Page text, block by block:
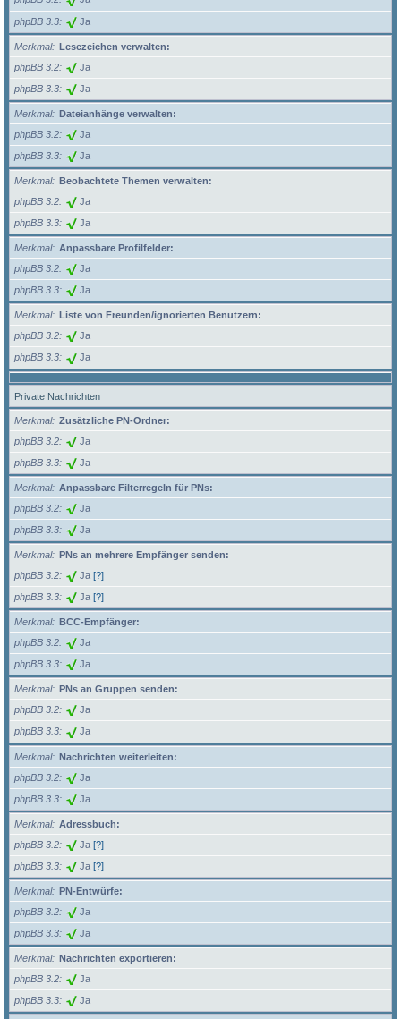
phpBB 3.3 Ja
Merkmal
Lesezeichen verwalten:
phpBB 3.2
Ja
phpBB 3.3 Ja
Merkmal
Dateianhänge verwalten:
phpBB 3.2
Ja
phpBB 3.3 Ja
Merkmal
Beobachtete Themen verwalten:
phpBB 3.2
Ja
phpBB 3.3 Ja
Merkmal
Anpassbare Profilfelder:
phpBB 3.2
Ja
phpBB 3.3 Ja
Merkmal
Liste von Freunden/ignorierten Benutzern:
phpBB 3.2
Ja
phpBB 3.3 Ja
Private Nachrichten
Merkmal
Zusätzliche PN-Ordner:
phpBB 3.2
Ja
phpBB 3.3 Ja
Merkmal
Anpassbare Filterregeln für PNs:
phpBB 3.2
Ja
phpBB 3.3 Ja
Merkmal
PNs an mehrere Empfänger senden:
phpBB 3.2
Ja [?]
phpBB 3.3 Ja [?]
Merkmal
BCC-Empfänger:
phpBB 3.2
Ja
phpBB 3.3 Ja
Merkmal
PNs an Gruppen senden:
phpBB 3.2
Ja
phpBB 3.3 Ja
Merkmal
Nachrichten weiterleiten:
phpBB 3.2
Ja
phpBB 3.3 Ja
Merkmal
Adressbuch:
phpBB 3.2
Ja [?]
phpBB 3.3 Ja [?]
Merkmal
PN-Entwürfe:
phpBB 3.2
Ja
phpBB 3.3 Ja
Merkmal
Nachrichten exportieren:
phpBB 3.2
Ja
phpBB 3.3 Ja